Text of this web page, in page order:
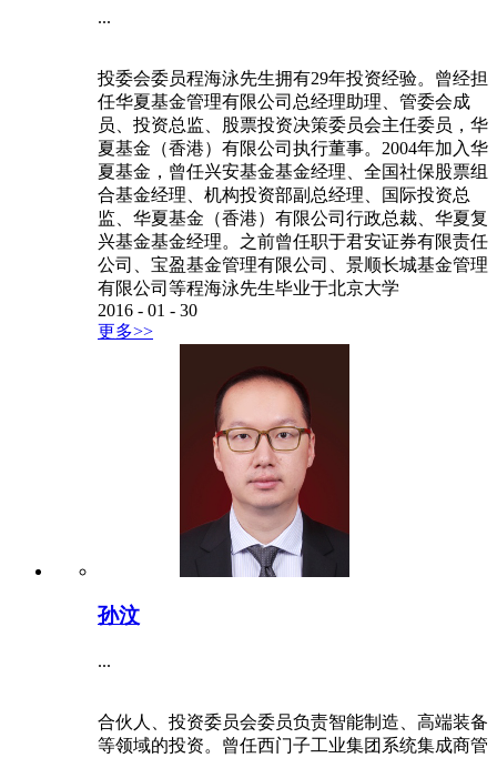
...
投委会委员程海泳先生拥有29年投资经验。曾经担
任华夏基金管理有限公司总经理助理、管委会成
员、投资总监、股票投资决策委员会主任委员，华
夏基金（香港）有限公司执行董事。2004年加入华
夏基金，曾任兴安基金基金经理、全国社保股票组
合基金经理、机构投资部副总经理、国际投资总
监、华夏基金（香港）有限公司行政总裁、华夏复
兴基金基金经理。之前曾任职于君安证券有限责任
公司、宝盈基金管理有限公司、景顺长城基金管理
有限公司等程海泳先生毕业于北京大学
2016 - 01 - 30
更多>>
孙汶
...
合伙人、投资委员会委员负责智能制造、高端装备
等领域的投资。曾任西门子工业集团系统集成商管